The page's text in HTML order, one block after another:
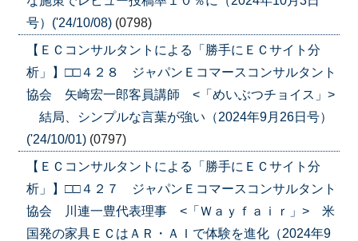
号）('24/10/08) (0798)
【ＥＣコンサルタントによる「勝手にＥＣサイト分
析」】□□４２８ ジャパンＥコマースコンサルタント
協会 矢崎宏一郎客員講師 <「めいぶつチョイス」>
結局、シンプルな言葉が強い（2024年9月26日号）
('24/10/01) (0797)
【ＥＣコンサルタントによる「勝手にＥＣサイト分
析」】□□４２７ ジャパンＥコマースコンサルタント
協会 川連一豊代表理事 <「Ｗａｙｆａｉｒ」> 米
国発の家具ＥＣはＡＲ・ＡＩで体験を進化（2024年9